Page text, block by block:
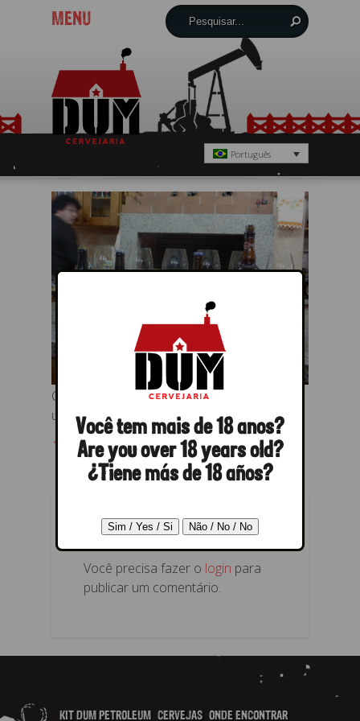
MENU
Português
Cervejas degustadas para comemorar a
união de esforços
← Anterior Próximo →
RESPONDER
Você precisa fazer o login para
publicar um comentário.
KIT DUM PETROLEUM CERVEJAS ONDE ENCONTRAR
Você tem mais de 18 anos?
Are you over 18 years old?
¿Tiene más de 18 años?